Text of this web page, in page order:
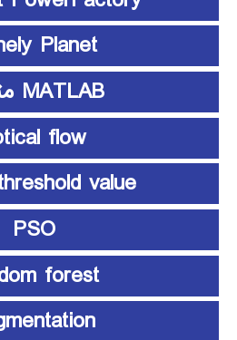
Planet
MATLAB متلب
flow
value
PSO
forest